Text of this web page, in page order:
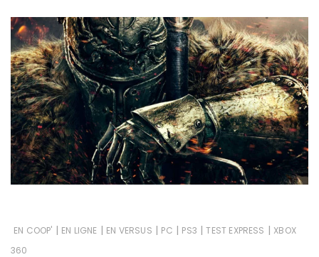
EN COOP' | EN LIGNE | EN VERSUS | PC | PS3 | TEST EXPRESS | XBOX
360